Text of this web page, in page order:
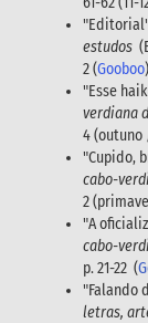
estudos
2 (Gooboo)
"Esse
verdiana
4
"Cupido,
cabo-
2
"A
cabo-
p. 21-22 (
"Falando
letras,